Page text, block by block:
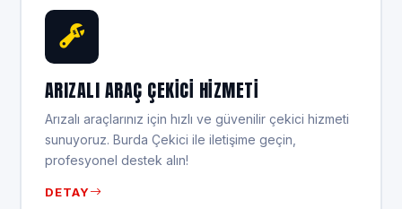
ARIZALI ARAÇ ÇEKICI HIZMETI
Arızalı araçlarınız için hızlı ve güvenilir çekici hizmeti
sunuyoruz. Burda Çekici ile iletişime geçin,
profesyonel destek alın!
DETAY